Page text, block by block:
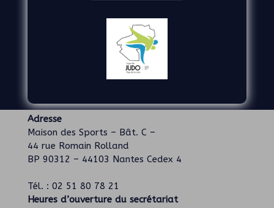
Adresse
Maison des Sports – Bât. C –
44 rue Romain Rolland
BP 90312 – 44103 Nantes Cedex 4
Tél. : 02 51 80 78 21
Heures d’ouverture du secrétariat